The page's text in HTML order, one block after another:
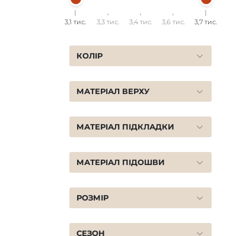
3,1 тис. 3,3 тис. 3,4 тис. 3,6 тис. 3,7 тис.
КОЛІР
МАТЕРІАЛ ВЕРХУ
МАТЕРІАЛ ПІДКЛАДКИ
МАТЕРІАЛ ПІДОШВИ
РОЗМІР
СЕЗОН